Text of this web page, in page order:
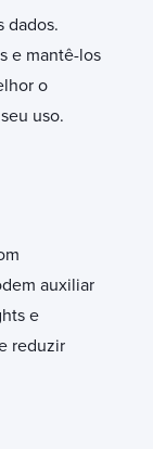
dados.
e mantê-los
o
uso.
auxiliar
e
reduzir